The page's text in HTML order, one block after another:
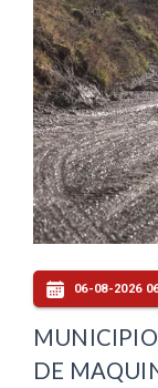
06-08-2026
DE